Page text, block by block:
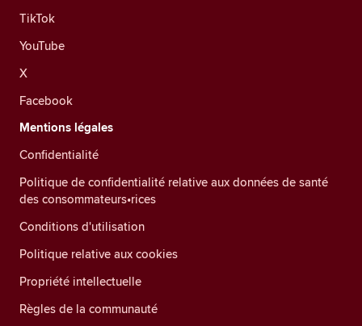
TikTok
YouTube
X
Facebook
Mentions légales
Confidentialité
Politique de confidentialité relative aux données de santé
des consommateurs•rices
Conditions d'utilisation
Politique relative aux cookies
Propriété intellectuelle
Règles de la communauté